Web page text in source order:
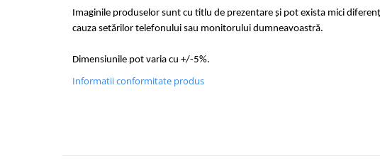
Imaginile produselor sunt cu titlu de prezentare și pot exista mici
cauza setărilor telefonului sau monitorului dumneavoastră.
Dimensiunile pot varia cu +/-5%.
Informatii conformitate produs